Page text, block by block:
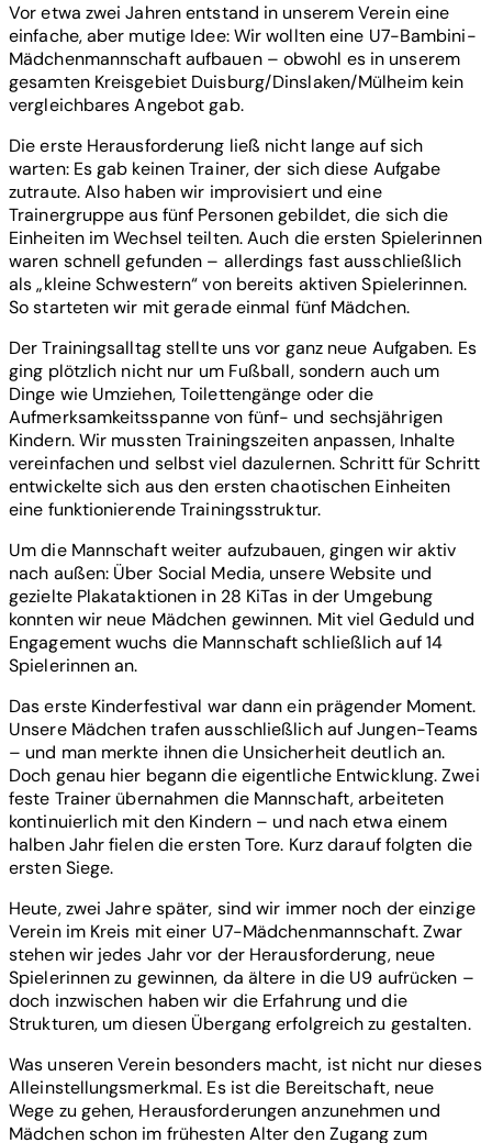
Vor etwa zwei Jahren entstand in unserem Verein eine
einfache, aber mutige Idee: Wir wollten eine U7-Bambini-
Mädchenmannschaft aufbauen – obwohl es in unserem
gesamten Kreisgebiet Duisburg/Dinslaken/Mülheim kein
vergleichbares Angebot gab.
Die erste Herausforderung ließ nicht lange auf sich
warten: Es gab keinen Trainer, der sich diese Aufgabe
zutraute. Also haben wir improvisiert und eine
Trainergruppe aus fünf Personen gebildet, die sich die
Einheiten im Wechsel teilten. Auch die ersten Spielerinnen
waren schnell gefunden – allerdings fast ausschließlich
als „kleine Schwestern“ von bereits aktiven Spielerinnen.
So starteten wir mit gerade einmal fünf Mädchen.
Der Trainingsalltag stellte uns vor ganz neue Aufgaben. Es
ging plötzlich nicht nur um Fußball, sondern auch um
Dinge wie Umziehen, Toilettengänge oder die
Aufmerksamkeitsspanne von fünf- und sechsjährigen
Kindern. Wir mussten Trainingszeiten anpassen, Inhalte
vereinfachen und selbst viel dazulernen. Schritt für Schritt
entwickelte sich aus den ersten chaotischen Einheiten
eine funktionierende Trainingsstruktur.
Um die Mannschaft weiter aufzubauen, gingen wir aktiv
nach außen: Über Social Media, unsere Website und
gezielte Plakataktionen in 28 KiTas in der Umgebung
konnten wir neue Mädchen gewinnen. Mit viel Geduld und
Engagement wuchs die Mannschaft schließlich auf 14
Spielerinnen an.
Das erste Kinderfestival war dann ein prägender Moment.
Unsere Mädchen trafen ausschließlich auf Jungen-Teams
– und man merkte ihnen die Unsicherheit deutlich an.
Doch genau hier begann die eigentliche Entwicklung. Zwei
feste Trainer übernahmen die Mannschaft, arbeiteten
kontinuierlich mit den Kindern – und nach etwa einem
halben Jahr fielen die ersten Tore. Kurz darauf folgten die
ersten Siege.
Heute, zwei Jahre später, sind wir immer noch der einzige
Verein im Kreis mit einer U7-Mädchenmannschaft. Zwar
stehen wir jedes Jahr vor der Herausforderung, neue
Spielerinnen zu gewinnen, da ältere in die U9 aufrücken –
doch inzwischen haben wir die Erfahrung und die
Strukturen, um diesen Übergang erfolgreich zu gestalten.
Was unseren Verein besonders macht, ist nicht nur dieses
Alleinstellungsmerkmal. Es ist die Bereitschaft, neue
Wege zu gehen, Herausforderungen anzunehmen und
Mädchen schon im frühesten Alter den Zugang zum